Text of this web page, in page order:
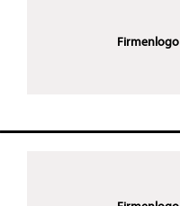
Firmenlogo